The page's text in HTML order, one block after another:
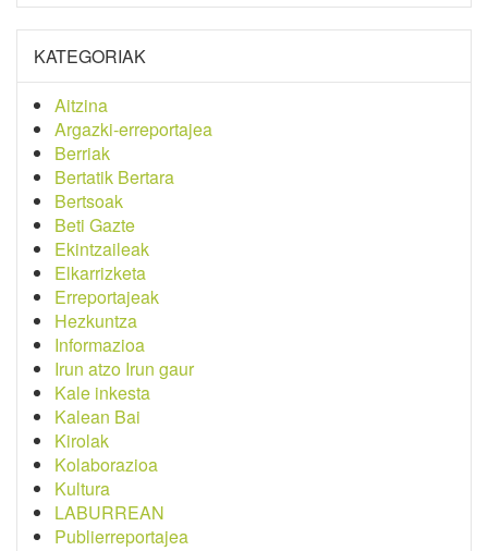
KATEGORIAK
Aitzina
Argazki-erreportajea
Berriak
Bertatik Bertara
Bertsoak
Beti Gazte
Ekintzaileak
Elkarrizketa
Erreportajeak
Hezkuntza
Informazioa
Irun atzo Irun gaur
Kale inkesta
Kalean Bai
Kirolak
Kolaborazioa
Kultura
LABURREAN
Publierreportajea